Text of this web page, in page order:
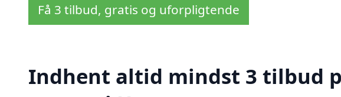
Få 3 tilbud, gratis og uforpligtende
Indhent altid mindst 3 tilbud